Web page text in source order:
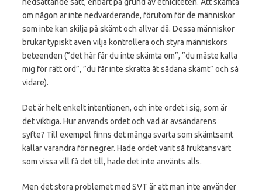
om någon är inte nedvärderande, förutom för de människor
som inte kan skilja på skämt och allvar då. Dessa människor
brukar typiskt även vilja kontrollera och styra människors
beteenden (”det här får du inte skämta om”, ”du måste kalla
mig för rätt ord”, ”du får inte skratta åt sådana skämt” och så
vidare).
Det är helt enkelt intentionen, och inte ordet i sig, som är
det viktiga. Hur används ordet och vad är avsändarens
syfte? Till exempel finns det många svarta som skämtsamt
kallar varandra för negrer. Hade ordet varit så fruktansvärt
som vissa vill få det till, hade det inte använts alls.
Men det stora problemet med SVT är att man inte använder